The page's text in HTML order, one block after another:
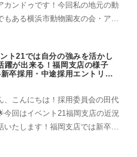
カンドゥです！今回私の地元の動
もある横浜市動物園友の会・アニ
！！(≧∇≦)アニマルペアレントさ
物への愛着と動物園...
ト21では自分の強みを活かし
躍が出来る！福岡支店の様子
新卒採用・中途採用エントリー
、こんにちは！採用委員会の田代
今回はイベント21福岡支店の近況
いたします！福岡支店では新卒採